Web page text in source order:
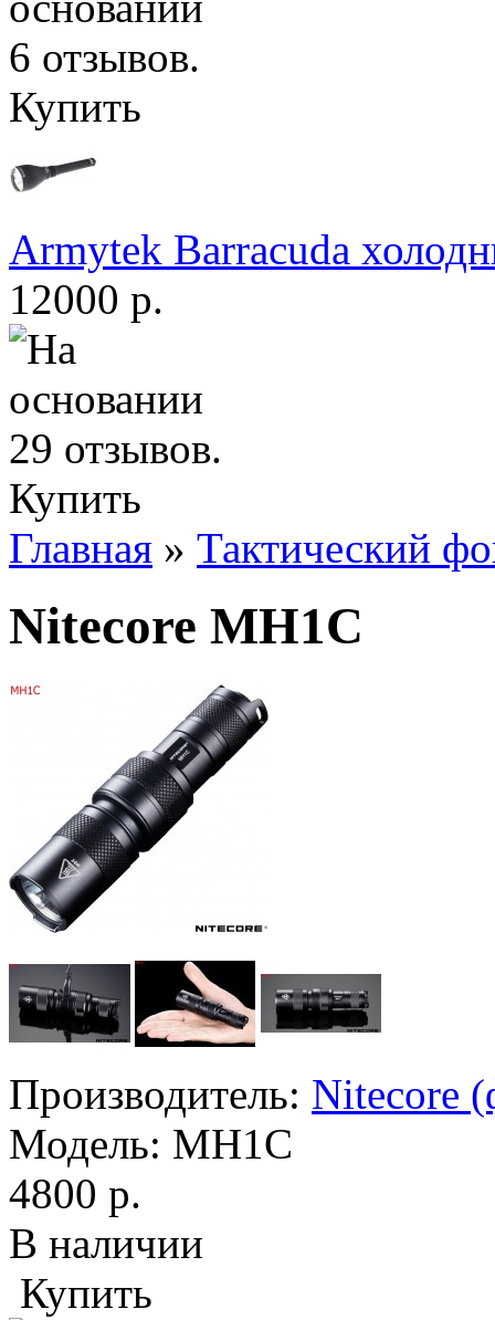
Купить
Armytek Barracuda
12000 р.
Купить
Главная » Тактический
Nitecore MH1C
Производитель: Nitecore
Модель: MH1С
4800 р.
В наличии
Купить